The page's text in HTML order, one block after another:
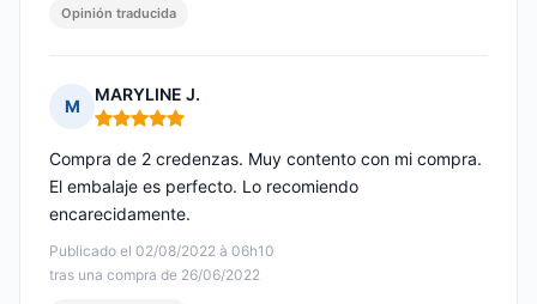
Opinión traducida
M
MARYLINE J.
Nota: 5 de 5
Publicado el 02/08/2022 à 06h10
tras una compra de 26/06/2022
Compra de 2 credenzas. Muy contento con mi compra.
El embalaje es perfecto. Lo recomiendo
encarecidamente.